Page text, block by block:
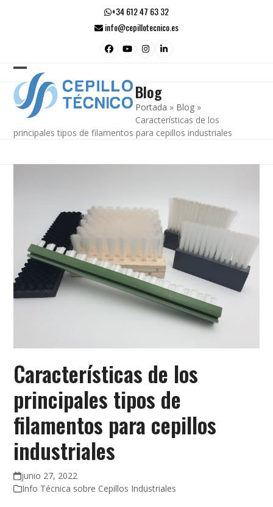
+34 612 47 63 32
info@cepillotecnico.es
Facebook
YouTubeInstagram
LinkedIn
Open
mobile
menu
Close
mobile
menu
Blog
Portada » Blog »
Características de los
principales tipos de filamentos para cepillos industriales
Características de los
principales tipos de
filamentos para cepillos
industriales
junio 27, 2022
Info Técnica sobre Cepillos Industriales